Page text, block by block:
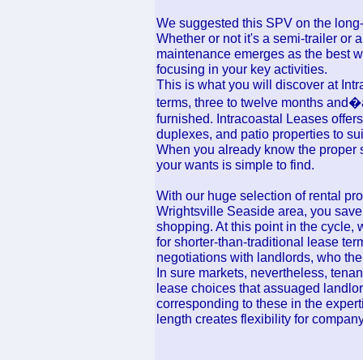
We suggested this SPV on the
Whether or not it's a semi-trailer or
maintenance emerges as the best
focusing in your key activities.
This is what you will discover at
terms, three to twelve months
furnished. Intracoastal Leases
duplexes, and patio properties to
When you already know the
your wants is simple to find.
With our huge selection of rental
Wrightsville Seaside area, you
shopping. At this point in the cycle,
for shorter-than-traditional lease
negotiations with landlords, who
In sure markets, nevertheless,
lease choices that assuaged
corresponding to these in the
length creates flexibility for